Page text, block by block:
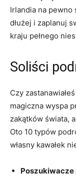
Irlandia na ‌pewno
⁢dłużej i zaplanuj
kraju pełnego⁣
Soliści⁤
Czy⁣
‍magiczna wyspa
zakątków świata,
Oto 10 typów‌
własny kawałek